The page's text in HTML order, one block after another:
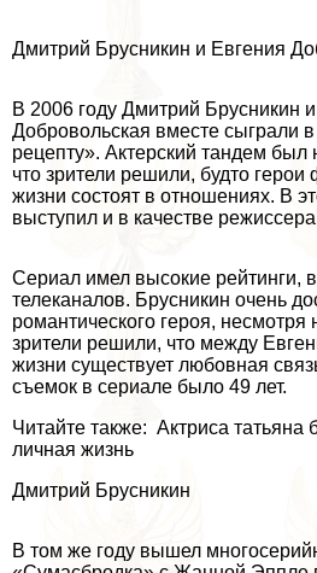
Дмитрий Брусникин и Евгения
В 2006 году Дмитрий Брусникин
Добровольская вместе сыграли
рецепту». Актерский тандем был
что зрители решили, будто
жизни состоят в отношениях. В
выступил и в качестве
Сериал имел высокие рейтинги,
телеканалов. Брусникин очень
романтического героя, несмотря
зрители решили, что между
жизни существует любовная
съемок в сериале было 49 лет.
Читайте также: Актриса татьяна
личная жизнь
Дмитрий Брусникин
В том же году вышел